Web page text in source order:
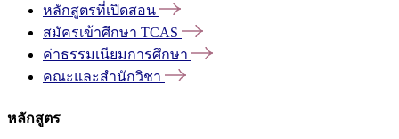
หลักสูตรที่เปิดสอน
สมัครเข้าศึกษา TCAS
ค่าธรรมเนียมการศึกษา
คณะและสำนักวิชา
หลักสูตร